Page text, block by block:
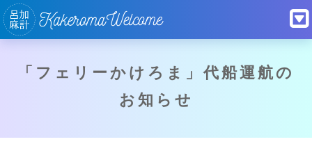
「フェリーかけろま」代船運航の
お知らせ